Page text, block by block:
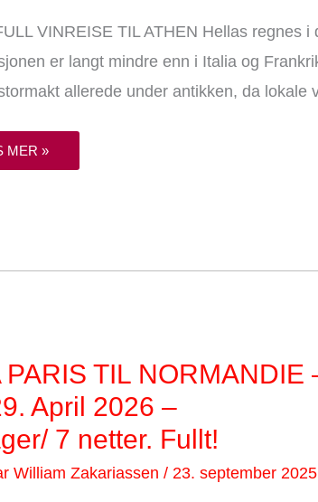
VINREISE TIL ATHEN Hellas regnes
er langt mindre enn i Italia og
allerede under antikken, da
MER »
PARIS TIL
April 2026 –
7 netter. Fullt!
William Zakariassen/ 23. september 2025